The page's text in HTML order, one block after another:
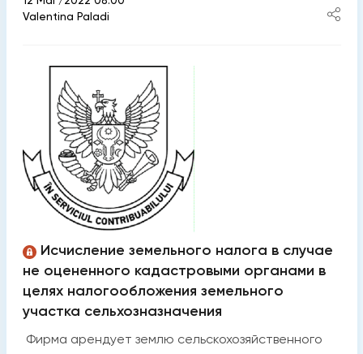
Valentina Paladi
Исчисление земельного налога в случае
не оцененного кадастровыми органами в
целях налогообложения земельного
участка сельхозназначения
Фирма арендует землю сельскохозяйственного